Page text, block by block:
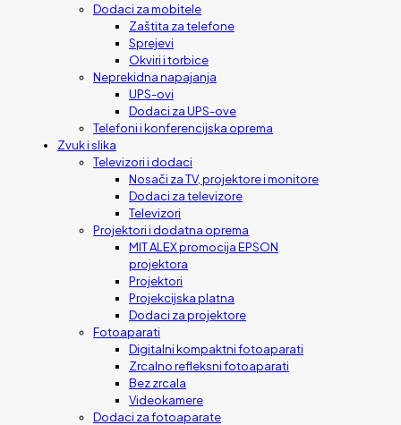
Dodaci za mobitele
Zaštita za telefone
Sprejevi
Okviri i torbice
Neprekidna napajanja
UPS-ovi
Dodaci za UPS-ove
Telefoni i konferencijska oprema
Zvuk i slika
Televizori i dodaci
Nosači za TV, projektore i monitore
Dodaci za televizore
Televizori
Projektori i dodatna oprema
MIT ALEX promocija EPSON
projektora
Projektori
Projekcijska platna
Dodaci za projektore
Fotoaparati
Digitalni kompaktni fotoaparati
Zrcalno refleksni fotoaparati
Bez zrcala
Videokamere
Dodaci za fotoaparate